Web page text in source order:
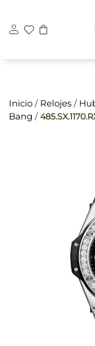
contenido
Inicio / Relojes /
Bang /